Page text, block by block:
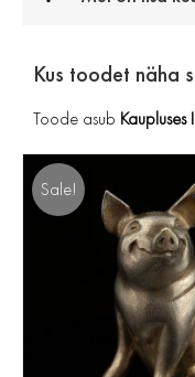
Kus toodet näha
Toode asub Kaupluses
Sale!